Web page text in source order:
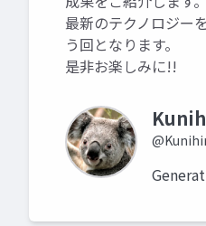
最新のテクノロジー
う回となります。
是非お楽しみに!!